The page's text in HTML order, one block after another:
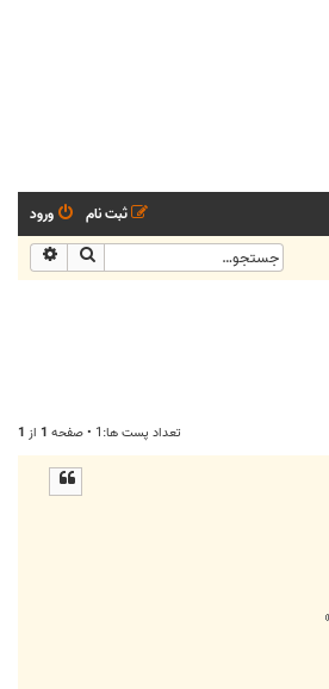
ورود
ثبت نام
جستجو
تعداد پست ها:1 • صفحه 1 از 1